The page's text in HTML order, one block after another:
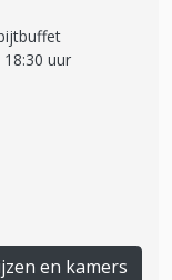
uur
en kamers